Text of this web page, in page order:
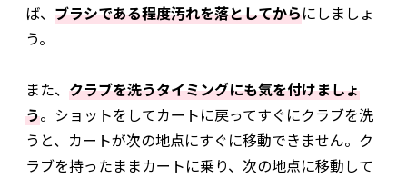
ば、 ブラシである程度汚れを落としてからにしましょ
う。
また、 クラブを洗うタイミングにも気を付けましょ
う。ショットをしてカートに戻ってすぐにクラブを洗
うと、カートが次の地点にすぐに移動できません。ク
ラブを持ったままカートに乗り、次の地点に移動して